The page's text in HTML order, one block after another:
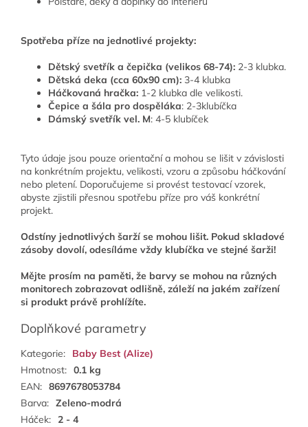
Spotřeba příze na jednotlivé projekty:
Dětský svetřík a čepička (velikos 68-74): 2-3 klubka.
Dětská deka (cca 60x90 cm): 3-4 klubka
Háčkovaná hračka: 1-2 klubka dle velikosti.
Čepice a šála pro dospěláka: 2-3klubíčka
Dámský svetřík vel. M: 4-5 klubíček
Tyto údaje jsou pouze orientační a mohou se lišit v závislosti
na konkrétním projektu, velikosti, vzoru a způsobu háčkování
nebo pletení. Doporučujeme si provést testovací vzorek,
abyste zjistili přesnou spotřebu příze pro váš konkrétní
projekt.
Odstíny jednotlivých šarží se mohou lišit. Pokud skladové
zásoby dovolí, odesíláme vždy klubíčka ve stejné šarži!
Mějte prosím na paměti, že barvy se mohou na různých
monitorech zobrazovat odlišně, záleží na jakém zařízení
si produkt právě prohlížíte.
Doplňkové parametry
Kategorie:
Baby Best (Alize)
Hmotnost: 0.1 kg
EAN: 8697678053784
Barva: Zeleno-modrá
Háček: 2 - 4